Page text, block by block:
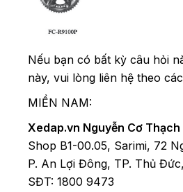
Nếu bạn có bất kỳ câu hỏi
này, vui lòng liên hệ theo
MIỀN NAM:
Xedap.vn Nguyễn Cơ Thạch
Shop B1-00.05, Sarimi, 72
P. An Lợi Đông, TP. Thủ
SĐT: 1800 9473